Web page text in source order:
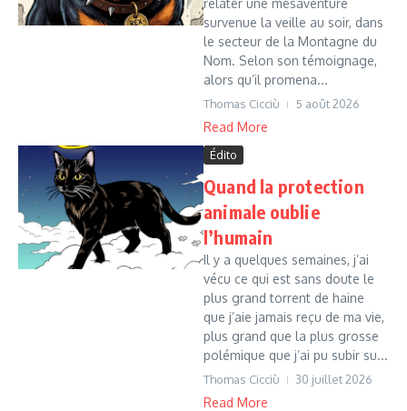
relater une mésaventure
survenue la veille au soir, dans
le secteur de la Montagne du
Nom. Selon son témoignage,
alors qu’il promena...
Thomas Cicciù 5 août 2026
Read More
Édito
Quand la protection
animale oublie
l’humain
Il y a quelques semaines, j’ai
vécu ce qui est sans doute le
plus grand torrent de haine
que j’aie jamais reçu de ma vie,
plus grand que la plus grosse
polémique que j’ai pu subir su...
Thomas Cicciù 30 juillet 2026
Read More